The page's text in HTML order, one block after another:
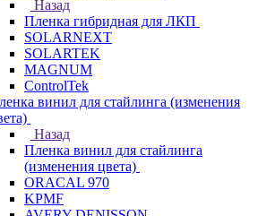
Назад
Пленка гибридная для ЛКП
SOLARNEXT
SOLARTEK
MAGNUM
ControlTek
винил для стайлинга (изменения
Назад
Пленка винил для стайлинга
(изменения цвета)
ORACAL 970
KPMF